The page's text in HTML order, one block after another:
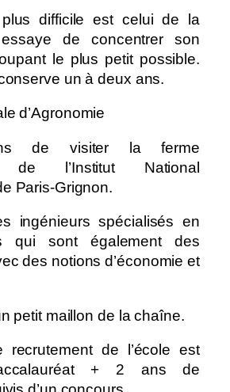
plus difficile est celui de la
de concentrer son
le plus petit possible.
un à deux ans.
d’Agronomie
de visiter la ferme
de l’Institut National
Paris-Grignon.
ingénieurs spécialisés en
qui sont également des
des notions d’économie et
petit maillon de la chaîne.
de l’école est
+ 2 ans de